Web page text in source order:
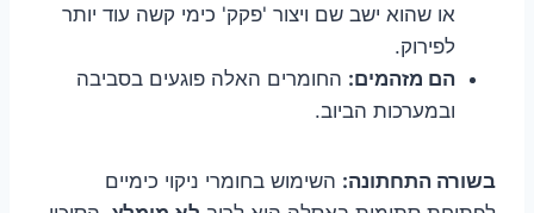
או שהוא ישב שם ויצור 'פקק' כימי קשה עוד יותר
לפירוק.
הם מזהמים: החומרים האלה פוגעים בסביבה
ובמערכות הביוב.
בשורה התחתונה: השימוש בחומרי ניקוי כימיים